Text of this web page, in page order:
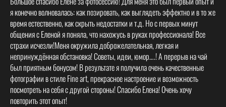
я конечно волновалась: как позировать, как выглядеть эффектно и в то же
время естественно, как скрыть недостатки и т.д. Но с первых минут
общения с Еленой я поняла, что нахожусь в руках профессионала! Все
страхи исчезли!Меня окружила доброжелательная, легкая и
непринуждённая обстановка! Советы, идеи, юмор….! А перерыв на чай
был приятным бонусом! В результате я получила очень качественные
фотографии в стиле Fine art, прекрасное настроение и возможность
посмотреть на себя с другой стороны! Спасибо Елена! Очень хочу
повторить этот опыт!